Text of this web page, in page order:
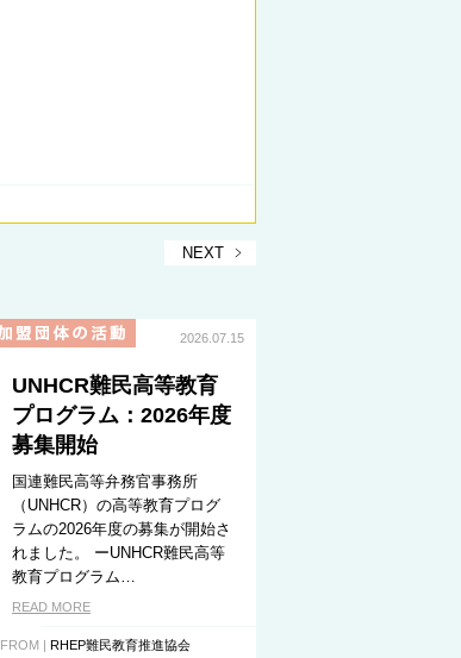
NEXT
2026.07.15
UNHCR難民高等教育
プログラム：2026年度
募集開始
国連難民高等弁務官事務所
（UNHCR）の高等教育プログ
ラムの2026年度の募集が開始さ
れました。 ーUNHCR難民高等
教育プログラム…
READ MORE
FROM | RHEP難民教育推進協会